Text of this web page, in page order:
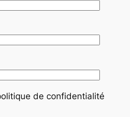
de confidentialité